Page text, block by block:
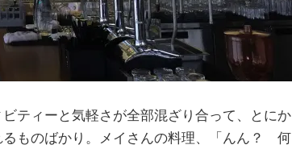
ティーと気軽さが全部混ざり合って、とにか
ものばかり。メイさんの料理、「んん？ 何